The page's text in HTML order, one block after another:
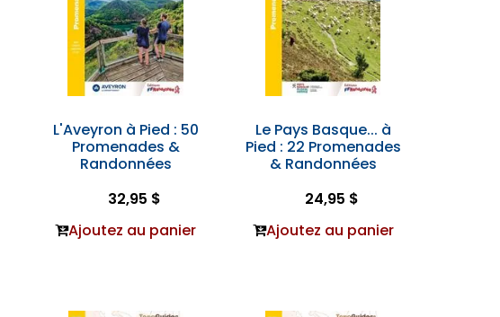
L'Aveyron à Pied : 50
Promenades &
Randonnées
32,95 $
Ajoutez au panier
Le Pays Basque... à
Pied : 22 Promenades
& Randonnées
24,95 $
Ajoutez au panier